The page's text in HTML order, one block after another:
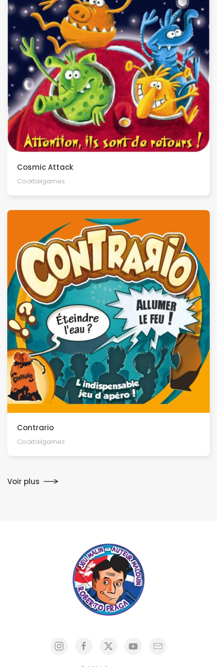
Cosmic Attack
Cocktailgames
Contrario
Cocktailgames
Voir plus